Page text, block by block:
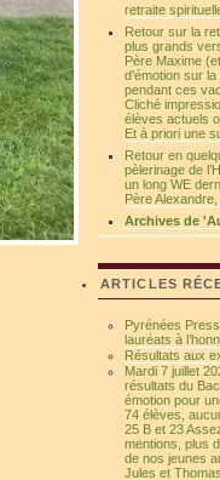
retraite
Retour sur la
plus grands
Père Maxime
d’émotion sur
pendant ces
Cliché
élèves actuels
Et à priori une
Retour en
pèlerinage de
un long WE
Père
Archives de
ARTICLES
Pyrénées
lauréats à
Résultats aux
Mardi 7 juillet
résultats du
émotion pour
74 élèves,
25 B et 23
mentions, plus
de nos jeunes
Jules et